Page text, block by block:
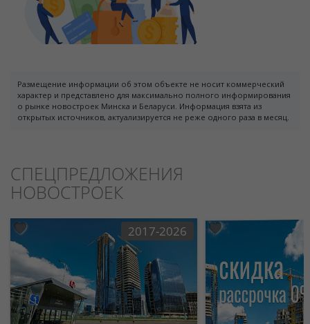
Размещение информации об этом объекте не носит коммерческий
характер и представлено для максимально полного информирования
о рынке новостроек Минска и Беларуси. Информация взята из
открытых источников, актуализируется не реже одного раза в месяц.
СПЕЦПРЕДЛОЖЕНИЯ
НОВОСТРОЕК
2017-2026